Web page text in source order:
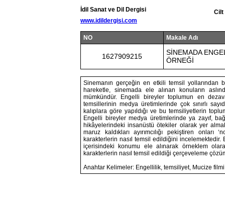
İdil Sanat ve Dil Dergisi
www.idildergisi.com
Cilt
NO Makale Adı
1627909215
SİNEMADA
ÖRNEĞİ
Sinemanın gerçeğin en etkili temsil
hareketle, sinemada ele alınan konuların
mümkündür. Engelli bireyler toplumun en
temsillerinin medya üretimlerinde çok sınırlı
kalıplara göre yapıldığı ve bu temsiliyetlerin
Engelli bireyler medya üretimlerinde ya zayıf,
hikâyelerindeki insanüstü ötekiler olarak yer
maruz kaldıkları ayırımcılığı pekiştiren onları
karakterlerin nasıl temsil edildiğini
içerisindeki konumu ele alınarak örneklem
karakterlerin nasıl temsil edildiği çerçeveleme
Anahtar Kelimeler: Engellilik, temsiliyet, Mucize